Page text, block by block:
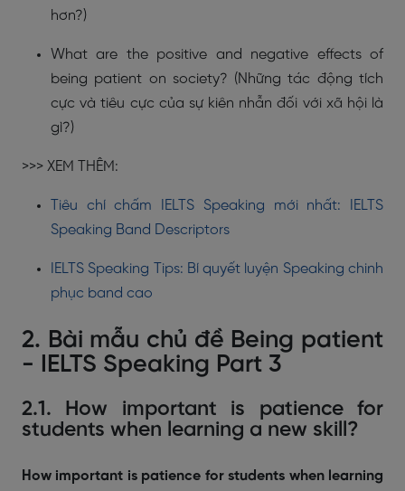
hơn?)
What are the positive and negative effects of
being patient on society? (Những tác động tích
cực và tiêu cực của sự kiên nhẫn đối với xã hội là
gì?)
>>> XEM THÊM:
Tiêu chí chấm IELTS Speaking mới nhất: IELTS
Speaking Band Descriptors
IELTS Speaking Tips: Bí quyết luyện Speaking chinh
phục band cao
2. Bài mẫu chủ đề Being patient
- IELTS Speaking Part 3
2.1. How important is patience for
students when learning a new skill?
How important is patience for students when learning